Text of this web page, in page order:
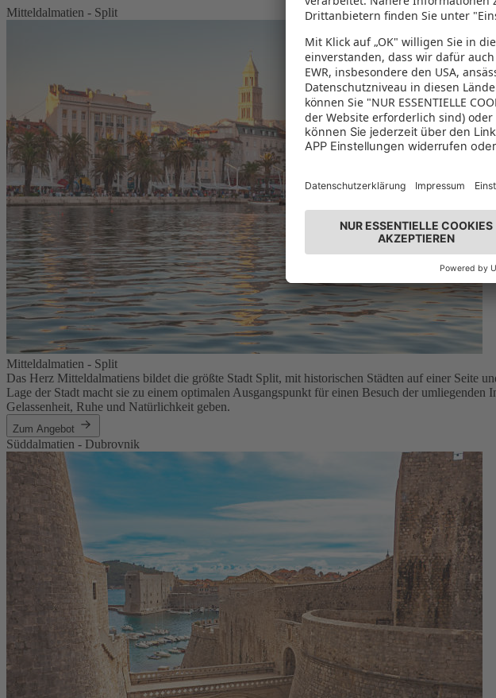
Mitteldalmatien - Split
Mitteldalmatien - Split
Das Herz Mitteldalmatiens bildet die größte Stadt Split, mit historischen Städten auf einer Seite
Lage der Stadt macht sie zu einem optimalen Ausgangspunkt für einen Besuch der
Gelassenheit, Ruhe und Natürlichkeit geben.
Zum Angebot
Süddalmatien - Dubrovnik